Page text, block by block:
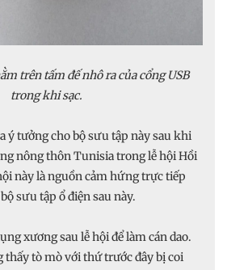
trên tấm đế nhô ra của cổng USB
trong khi sạc.
ý tưởng cho bộ sưu tập này sau khi
nông thôn Tunisia trong lễ hội Hồi
này là nguồn cảm hứng trực tiếp
sưu tập ổ điện sau này.
xương sau lễ hội để làm cán dao.
thấy tò mò với thứ trước đây bị coi